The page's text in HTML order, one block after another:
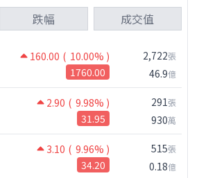
跌幅 成交值
160.00 ( 10.00% )
1760.00
2,722張
46.9億
2.90 ( 9.98% )
31.95
291張
930萬
3.10 ( 9.96% )
34.20
515張
0.18億